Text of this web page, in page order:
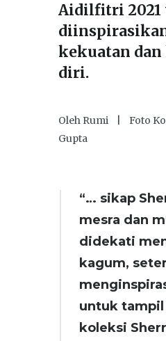
Aidilfitri 2021
kekuatan
diri.
Oleh Rumi | Foto
Gupta
“… sikap
mesra dan
didekati
kagum,
untuk tampil
koleksi